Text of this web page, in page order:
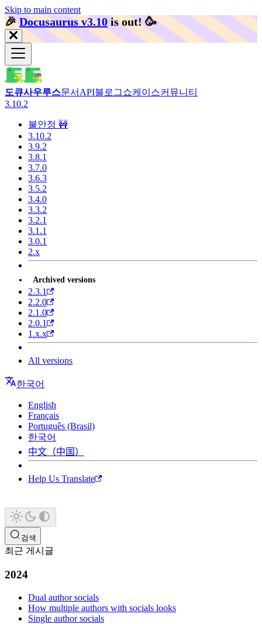
Skip to main content
🎉️Docusaurus v3.10 is out! 🥳️
도큐사우루스문서 API블로그쇼케이스커뮤니티
3.10.2
불안정 🚧
3.10.2
3.9.2
3.8.1
3.7.0
3.6.3
3.5.2
3.4.0
3.3.2
3.2.1
3.1.1
3.0.1
2.x
Archived versions
2.3.1
2.2.0
2.1.0
2.0.1
1.x.x
All versions
한국어
English
Français
Português (Brasil)
한국어
中文（中国）
Help Us Translate
검색
최근 게시글
2024
Dual author socials
How multiple authors with socials looks
Single author socials